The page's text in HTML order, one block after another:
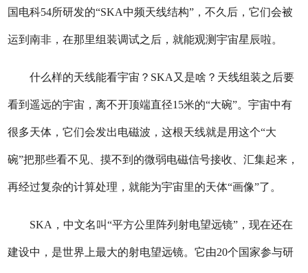
国电科54所研发的“SKA中频天线结构”，不久后，它们会被
运到南非，在那里组装调试之后，就能观测宇宙星辰啦。
什么样的天线能看宇宙？SKA又是啥？ 天线组装之后要
看到遥远的宇宙，离不开顶端直径15米的“大碗”。宇宙中有
很多天体，它们会发出电磁波，这根天线就是用这个“大
碗”把那些看不见、摸不到的微弱电磁信号接收、汇集起来，
再经过复杂的计算处理，就能为宇宙里的天体“画像”了。
SKA，中文名叫“平方公里阵列射电望远镜”，现在还在
建设中，是世界上最大的射电望远镜。它由20个国家参与研